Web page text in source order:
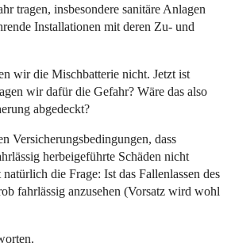
tragen, insbesondere sanitäre Anlagen
Installationen mit deren Zu- und
wir die Mischbatterie nicht. Jetzt ist
wir dafür die Gefahr? Wäre das also
abgedeckt?
Versicherungsbedingungen, dass
herbeigeführte Schäden nicht
die Frage: Ist das Fallenlassen des
fahrlässig anzusehen (Vorsatz wird wohl